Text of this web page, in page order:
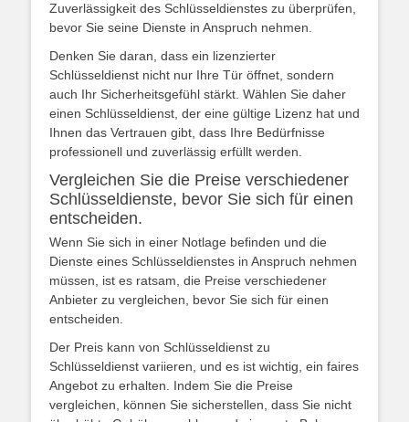
Zuverlässigkeit des Schlüsseldienstes zu überprüfen,
bevor Sie seine Dienste in Anspruch nehmen.
Denken Sie daran, dass ein lizenzierter
Schlüsseldienst nicht nur Ihre Tür öffnet, sondern
auch Ihr Sicherheitsgefühl stärkt. Wählen Sie daher
einen Schlüsseldienst, der eine gültige Lizenz hat und
Ihnen das Vertrauen gibt, dass Ihre Bedürfnisse
professionell und zuverlässig erfüllt werden.
Vergleichen Sie die Preise verschiedener
Schlüsseldienste, bevor Sie sich für einen
entscheiden.
Wenn Sie sich in einer Notlage befinden und die
Dienste eines Schlüsseldienstes in Anspruch nehmen
müssen, ist es ratsam, die Preise verschiedener
Anbieter zu vergleichen, bevor Sie sich für einen
entscheiden.
Der Preis kann von Schlüsseldienst zu
Schlüsseldienst variieren, und es ist wichtig, ein faires
Angebot zu erhalten. Indem Sie die Preise
vergleichen, können Sie sicherstellen, dass Sie nicht